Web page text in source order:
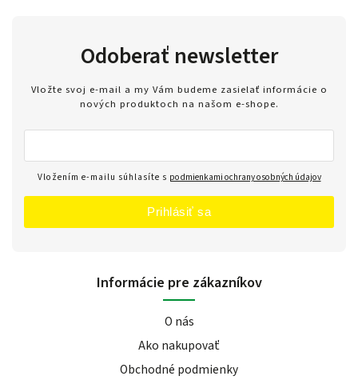
Odoberať newsletter
Vložte svoj e-mail a my Vám budeme zasielať informácie o
nových produktoch na našom e-shope.
Vložením e-mailu súhlasíte s podmienkami ochrany osobných údajov
Prihlásiť sa
Informácie pre zákazníkov
O nás
Ako nakupovať
Obchodné podmienky